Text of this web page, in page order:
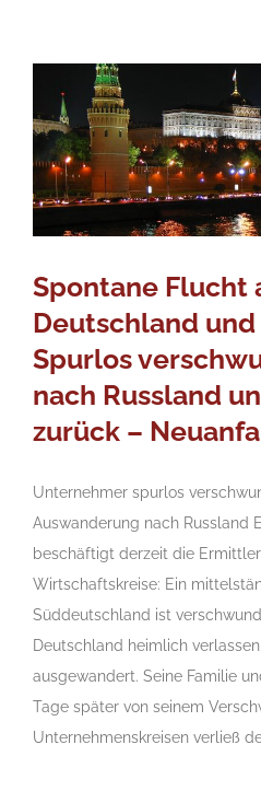
Spontane Flucht
Deutschland und
Spurlos
nach Russland
zurück –
Unternehmer spurlos
Auswanderung nach Russland
beschäftigt derzeit die
Wirtschaftskreise: Ein
Süddeutschland ist
Deutschland heimlich
ausgewandert. Seine Familie
Tage später von seinem
Unternehmenskreisen verließ